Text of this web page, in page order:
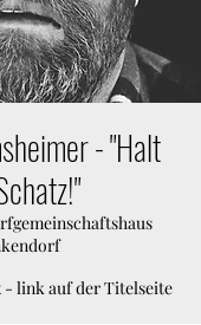
- "Halt
- link auf der Titelseite